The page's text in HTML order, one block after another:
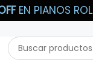
EN PIANOS
Buscar
productos...